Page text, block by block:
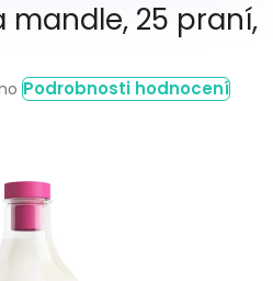
mandle, 25 praní,
Podrobnosti hodnocení